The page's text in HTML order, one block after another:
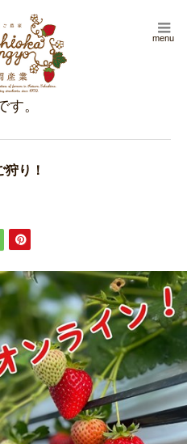
menu
り！